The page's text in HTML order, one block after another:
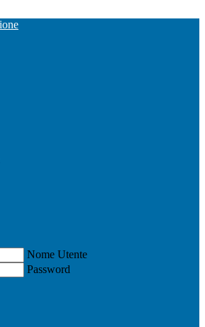
Nome Utente
Password